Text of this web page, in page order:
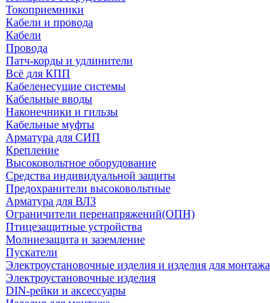
Токоприемники
Кабели и провода
Кабели
Провода
Патч-корды и удлинители
Всё для КПП
Кабеленесущие системы
Кабельные вводы
Наконечники и гильзы
Кабельные муфты
Арматура для СИП
Крепление
Высоковольтное оборудование
Средства индивидуальной защиты
Предохранители высоковольтные
Арматура для ВЛЗ
Ограничители перенапряжений(ОПН)
Птицезащитные устройства
Молниезащита и заземление
Пускатели
Электроустановочные изделия и изделия для монтажа
Электроустановочные изделия
DIN-рейки и аксессуары